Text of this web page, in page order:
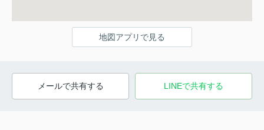
地図アプリで見る
メールで共有する LINEで共有する